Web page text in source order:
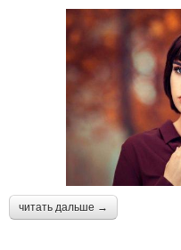
читать дальше →